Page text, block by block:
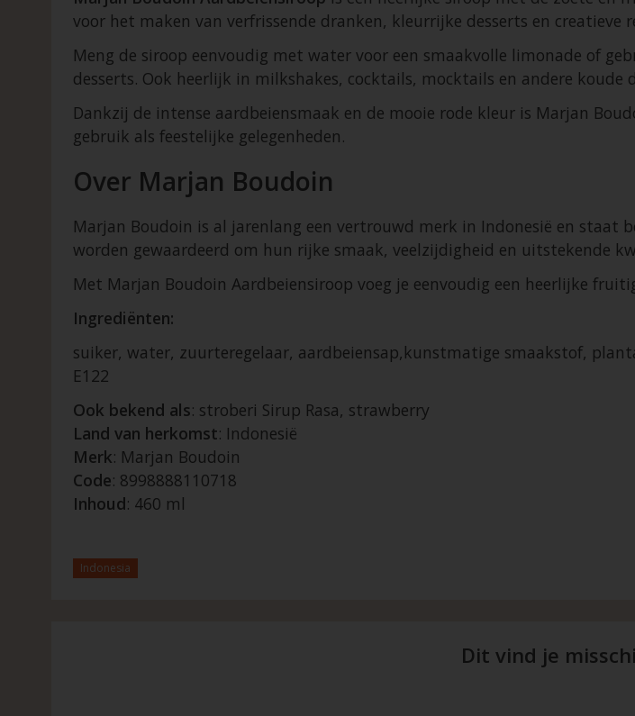
voor het maken van verfrissende dranken, kleurrijke desserts en creatieve
Meng de siroop eenvoudig met water voor een smaakvolle limonade of
desserts. Ook heerlijk in milkshakes, cocktails, mocktails en andere koude
Dankzij de intense aardbeiensmaak en de mooie rode kleur is Marjan
gebruik als feestelijke gelegenheden.
Over Marjan Boudoin
Marjan Boudoin is al jarenlang een vertrouwd merk in Indonesië en
worden gewaardeerd om hun rijke smaak, veelzijdigheid en uitstekende
Met Marjan Boudoin Aardbeiensiroop voeg je eenvoudig een heerlijke
Ingrediënten:
suiker, water, zuurteregelaar, aardbeiensap,kunstmatige smaakstof,
E122
Ook bekend als: stroberi Sirup Rasa, strawberry
Land van herkomst: Indonesië
Merk: Marjan Boudoin
Code: 8998888110718
Inhoud: 460 ml
Indonesia
Dit vind je